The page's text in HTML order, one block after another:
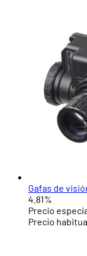
Gafas de
4.81%
Precio
Precio